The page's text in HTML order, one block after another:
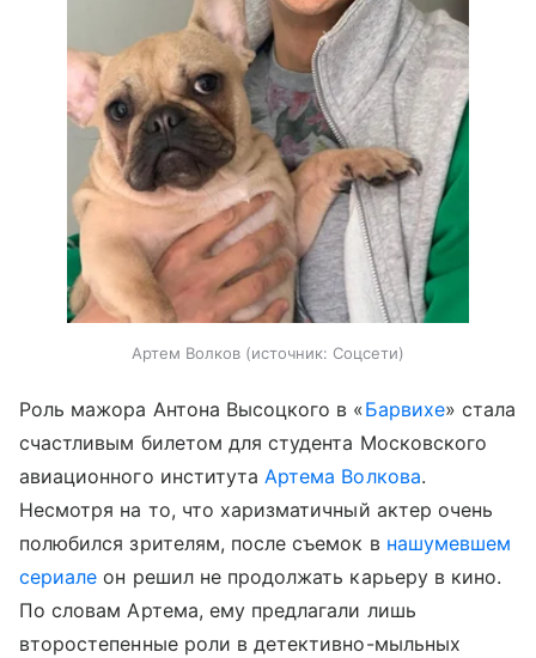
Артем Волков источник: Соцсети
Роль мажора Антона Высоцкого в «Барвихе» стала
счастливым билетом для студента Московского
авиационного институтаАртема Волкова.
Несмотря на то, что харизматичный актер очень
полюбился зрителям, после съемок в нашумевшем
сериале он решил не продолжать карьеру в кино.
По словам Артема, ему предлагали лишь
второстепенные роли в детективно-мыльных